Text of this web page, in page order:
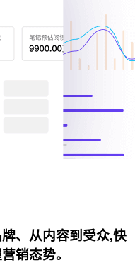
、从内容到受众,快
销态势。